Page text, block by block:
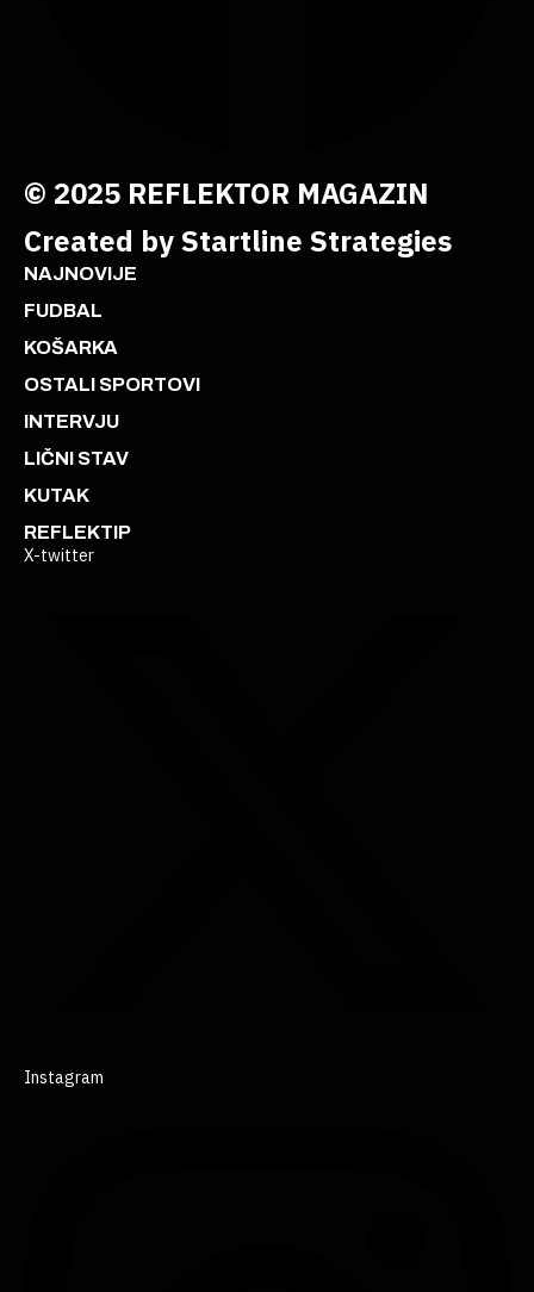
© 2025 REFLEKTOR MAGAZIN
Created by Startline Strategies
NAJNOVIJE
FUDBAL
KOŠARKA
OSTALI SPORTOVI
INTERVJU
LIČNI STAV
KUTAK
REFLEKTIP
X-twitter
Instagram